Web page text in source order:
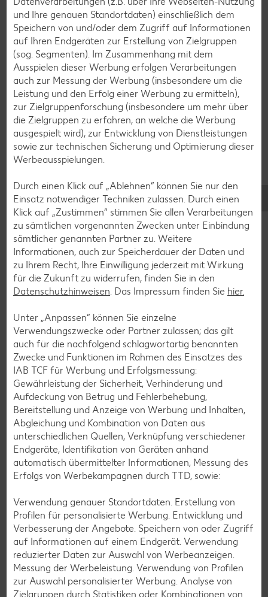
Geflügel-Rezepte
Lamm-Rezepte
Grill-Rezepte
Muffin-Rezepte
Apfelkuchen-Rezepte
Schokokuchen-Rezepte
Torten-Rezepte
Pfannkuchen-Rezepte
Plätzchen-Rezepte
Smoothie-Rezepte
Bowle-Rezepte
Cocktail-Rezepte
Avocado-Rezepte
Erdbeer-Rezepte
Blaubeer-Rezepte
Bananen-Rezepte
Zurück zu allen Rezepten
und Ihre genauen Standortdaten) einschließlich dem
Speichern von und/oder dem Zugriff auf Informationen
auf Ihren Endgeräten zur Erstellung von Zielgruppen
(sog. Segmenten). Im Zusammenhang mit dem
Ausspielen dieser Werbung erfolgen Verarbeitungen
auch zur Messung der Werbung (insbesondere um die
Leistung und den Erfolg einer Werbung zu ermitteln),
zur Zielgruppenforschung (insbesondere um mehr über
die Zielgruppen zu erfahren, an welche die Werbung
ausgespielt wird), zur Entwicklung von Dienstleistungen
sowie zur technischen Sicherung und Optimierung dieser
Werbeausspielungen.
Durch einen Klick auf „Ablehnen“ können Sie nur den
Einsatz notwendiger Techniken zulassen. Durch einen
Klick auf „Zustimmen“ stimmen Sie allen Verarbeitungen
zu sämtlichen vorgenannten Zwecken unter Einbindung
sämtlicher genannten Partner zu. Weitere
Informationen, auch zur Speicherdauer der Daten und
zu Ihrem Recht, Ihre Einwilligung jederzeit mit Wirkung
für die Zukunft zu widerrufen, finden Sie in den
Datenschutzhinweisen. Das Impressum finden Sie hier.
Unter „Anpassen“ können Sie einzelne
Verwendungszwecke oder Partner zulassen; das gilt
auch für die nachfolgend schlagwortartig benannten
Zwecke und Funktionen im Rahmen des Einsatzes des
IAB TCF für Werbung und Erfolgsmessung:
Gewährleistung der Sicherheit, Verhinderung und
Aufdeckung von Betrug und Fehlerbehebung,
Bereitstellung und Anzeige von Werbung und Inhalten,
Abgleichung und Kombination von Daten aus
unterschiedlichen Quellen, Verknüpfung verschiedener
Endgeräte, Identifikation von Geräten anhand
automatisch übermittelter Informationen, Messung des
Erfolgs von Werbekampagnen durch TTD, sowie:
Verwendung genauer Standortdaten. Erstellung von
Profilen für personalisierte Werbung. Entwicklung und
Verbesserung der Angebote. Speichern von oder Zugriff
auf Informationen auf einem Endgerät. Verwendung
reduzierter Daten zur Auswahl von Werbeanzeigen.
Messung der Werbeleistung. Verwendung von Profilen
zur Auswahl personalisierter Werbung. Analyse von
Zielgruppen durch Statistiken oder Kombinationen von